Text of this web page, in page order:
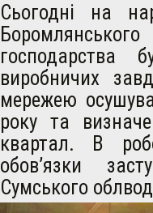
Сьогодні на
господарства
виробничих
мережею
року та
квартал. В
обов’язки
Сумського